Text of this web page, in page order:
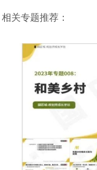
相关专题推荐：